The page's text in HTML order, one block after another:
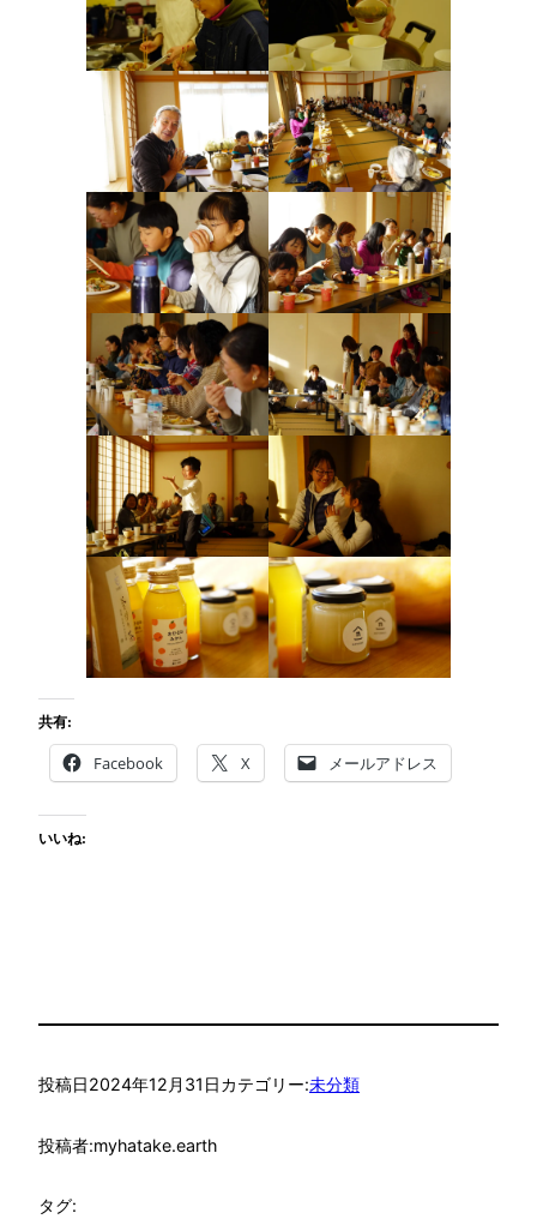
共有:
Facebook X メールアドレス
いいね:
投稿日2024年12月31日カテゴリー:未分類
投稿者:myhatake.earth
タグ: